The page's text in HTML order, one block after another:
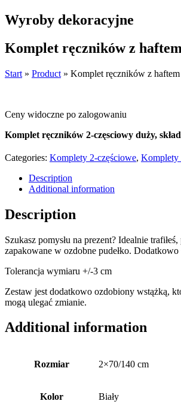
Wyroby dekoracyjne
Komplet ręczników z
Start » Product » Komplet ręczników z
Ceny widoczne po zalogowaniu
Komplet ręczników 2-częsciowy duży,
Categories: Komplety 2-częściowe, Komplety
Description
Additional information
Description
Szukasz pomysłu na prezent? Idealnie
zapakowane w ozdobne pudełko.
Tolerancja wymiaru +/-3 cm
Zestaw jest dodatkowo ozdobiony wstążką,
mogą ulegać zmianie.
Additional information
Rozmiar 2×70/140 cm
Kolor Biały